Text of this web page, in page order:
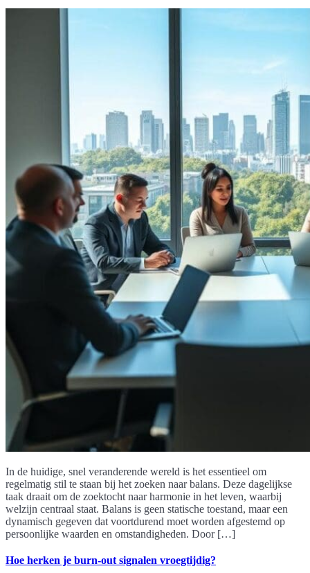
In de huidige, snel veranderende wereld is het essentieel om
regelmatig stil te staan bij het zoeken naar balans. Deze dagelijkse
taak draait om de zoektocht naar harmonie in het leven, waarbij
welzijn centraal staat. Balans is geen statische toestand, maar een
dynamisch gegeven dat voortdurend moet worden afgestemd op
persoonlijke waarden en omstandigheden. Door […]
Hoe herken je burn-out signalen vroegtijdig?